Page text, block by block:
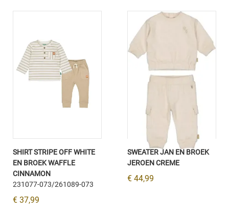
SHIRT STRIPE OFF WHITE
EN BROEK WAFFLE
CINNAMON
231077-073/261089-073
€ 37,99
SWEATER JAN EN BROEK
JEROEN CREME
€ 44,99